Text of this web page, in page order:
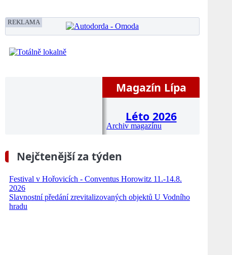
REKLAMA
Magazín Lípa
Léto 2026
Archiv magazínu
Nejčtenější za týden
Festival v Hořovicích - Conventus Horowitz 11.-14.8.
2026
Slavnostní předání zrevitalizovaných objektů U Vodního
hradu